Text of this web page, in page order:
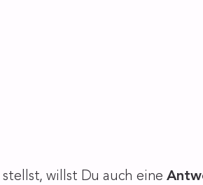
stellst, willst Du auch eine